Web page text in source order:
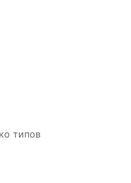
типов